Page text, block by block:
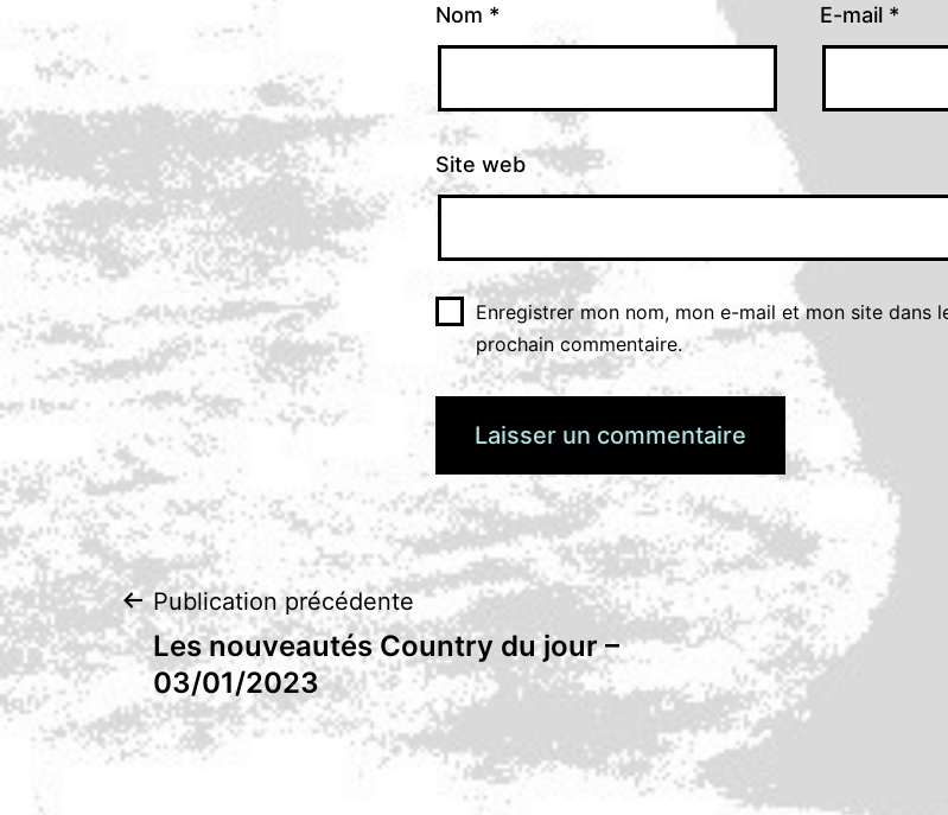
Nom * E-mail *
Site web
Enregistrer mon nom, mon e-mail et mon site dans
prochain commentaire.
Navigation
de
l’article
Publication précédente
Les nouveautés Country du jour –
03/01/2023